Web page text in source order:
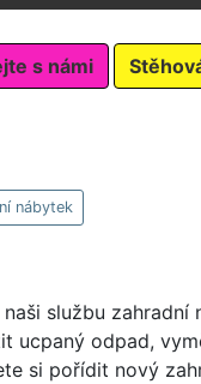
s námi
nábytek
službu zahradní
ucpaný odpad,
si pořídit nový